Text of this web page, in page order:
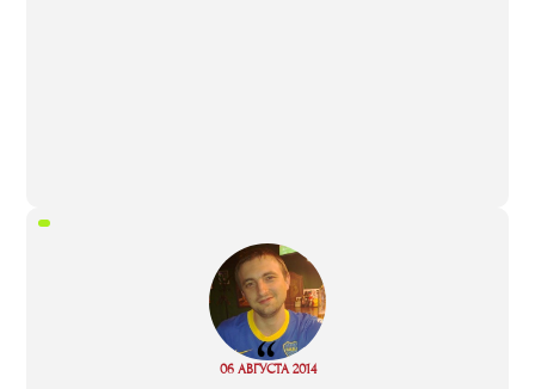
“
06 АВГУСТА 2014
Read